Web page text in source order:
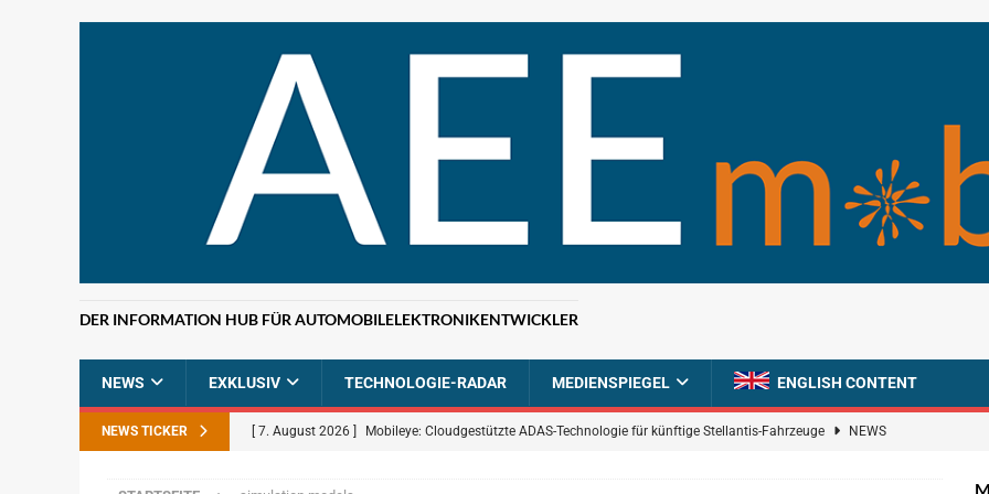
DER INFORMATION HUB FÜR AUTOMOBILELEKTRONIKENTWICKLER
NEWS EXKLUSIV TECHNOLOGIE-RADAR MEDIENSPIEGEL ENGLISH CONTENT
NEWS TICKER [ 7. August 2026 ] Mobileye: Cloudgestützte ADAS-Technologie für künftige Stellantis-Fahrzeuge NEWS